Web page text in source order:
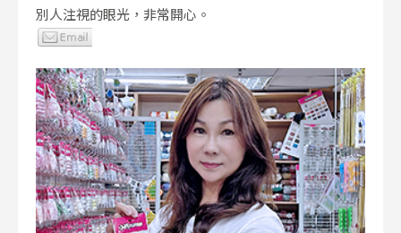
別人注視的眼光，非常開心。